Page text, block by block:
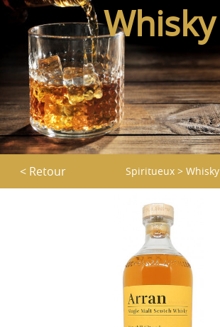
Whisky
< Retour Spiritueux > Whisky